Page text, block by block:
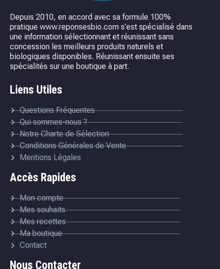
Depuis 2010, en accord avec sa formule 100%
pratique www.reponsesbio.com s’est spécialisé dans
une information sélectionnant et réunissant sans
concession les meilleurs produits naturels et
biologiques disponibles. Réunissant ensuite ses
spécialités sur une boutique à part.
Liens Utiles
Questions Fréquentes
Qui sommes-nous ?
Notre Charte de Sélection
Conditions Générales de Vente
Mentions Légales
Accès Rapides
Mon compte
Mes souhaits
Mes recettes
Ma boutique
Contact
Nous Contacter